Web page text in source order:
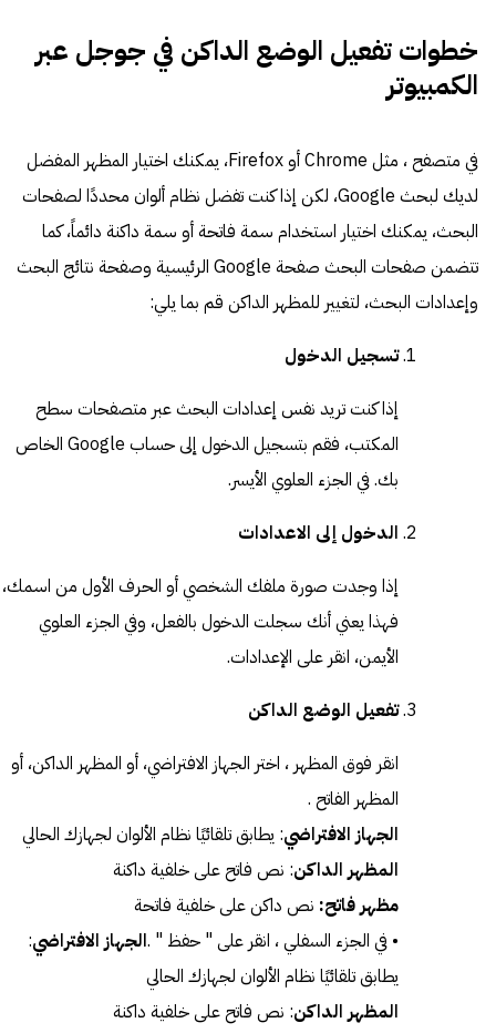
خطوات تفعيل الوضع الداكن في جوجل عبر
الكمبيوتر
في متصفح ، مثل Chrome أو Firefox، يمكنك اختيار المظهر المفضل
لديك لبحث Google، لكن إذا كنت تفضل نظام ألوان محددًا لصفحات
البحث، يمكنك اختيار استخدام سمة فاتحة أو سمة داكنة دائماً، كما
تتضمن صفحات البحث صفحة Google الرئيسية وصفحة نتائج البحث
وإعدادات البحث، لتغيير للمظهر الداكن قم بما يلي:
تسجيل الدخول
إذا كنت تريد نفس إعدادات البحث عبر متصفحات سطح
المكتب، فقم بتسجيل الدخول إلى حساب Google الخاص
بك. في الجزء العلوي الأيسر.
الدخول إلى الاعدادات
إذا وجدت صورة ملفك الشخصي أو الحرف الأول من اسمك،
فهذا يعني أنك سجلت الدخول بالفعل، وفي الجزء العلوي
الأيمن، انقر على الإعدادات.
تفعيل الوضع الداكن
انقر فوق المظهر ، اختر الجهاز الافتراضي، أو المظهر الداكن، أو
المظهر الفاتح .
الجهاز الافتراضي: يطابق تلقائيًا نظام الألوان لجهازك الحالي
المظهر الداكن: نص فاتح على خلفية داكنة
مظهر فاتح: نص داكن على خلفية فاتحة
• في الجزء السفلي ، انقر على " حفظ " .الجهاز الافتراضي:
يطابق تلقائيًا نظام الألوان لجهازك الحالي
المظهر الداكن: نص فاتح على خلفية داكنة